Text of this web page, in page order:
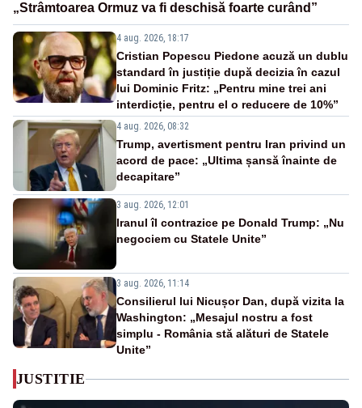
„Strâmtoarea Ormuz va fi deschisă foarte curând”
4 aug. 2026, 18:17
Cristian Popescu Piedone acuză un dublu
standard în justiție după decizia în cazul
lui Dominic Fritz: „Pentru mine trei ani
interdicție, pentru el o reducere de 10%”
4 aug. 2026, 08:32
Trump, avertisment pentru Iran privind un
acord de pace: „Ultima șansă înainte de
decapitare”
3 aug. 2026, 12:01
Iranul îl contrazice pe Donald Trump: „Nu
negociem cu Statele Unite”
3 aug. 2026, 11:14
Consilierul lui Nicușor Dan, după vizita la
Washington: „Mesajul nostru a fost
simplu - România stă alături de Statele
Unite”
JUSTITIE